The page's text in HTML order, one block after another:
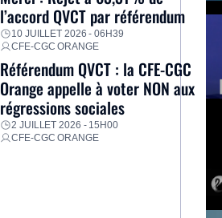
l’accord QVCT par référendum
10 JUILLET 2026 - 06H39
CFE-CGC ORANGE
Référendum QVCT : la CFE-CGC
Orange appelle à voter NON aux
régressions sociales
2 JUILLET 2026 - 15H00
CFE-CGC ORANGE